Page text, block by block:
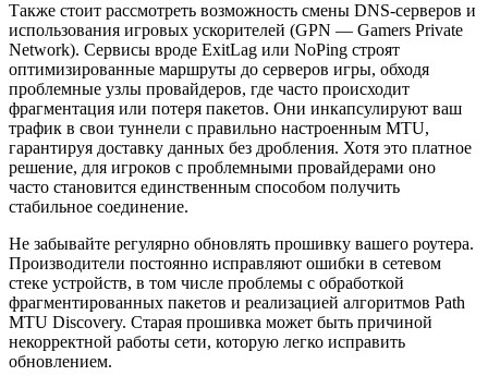
Также стоит рассмотреть возможность смены DNS-серверов и
использования игровых ускорителей (GPN — Gamers Private
Network). Сервисы вроде ExitLag или NoPing строят
оптимизированные маршруты до серверов игры, обходя
проблемные узлы провайдеров, где часто происходит
фрагментация или потеря пакетов. Они инкапсулируют ваш
трафик в свои туннели с правильно настроенным MTU,
гарантируя доставку данных без дробления. Хотя это платное
решение, для игроков с проблемными провайдерами оно
часто становится единственным способом получить
стабильное соединение.
Не забывайте регулярно обновлять прошивку вашего роутера.
Производители постоянно исправляют ошибки в сетевом
стеке устройств, в том числе проблемы с обработкой
фрагментированных пакетов и реализацией алгоритмов Path
MTU Discovery. Старая прошивка может быть причиной
некорректной работы сети, которую легко исправить
обновлением.